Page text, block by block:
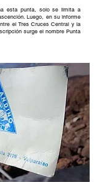
esta punta, solo se limita a
Luego, en su informe
el Tres Cruces Central y la
surge el nombre Punta